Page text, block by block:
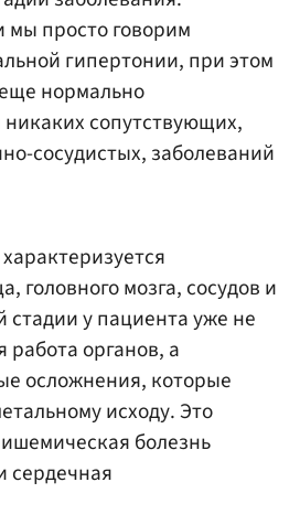
мы просто говорим
гипертонии, при этом
нормально
сопутствующих,
сосудистых, заболеваний
головного мозга, сосудов и
стадии у пациента уже не
работа органов, а
осложнения, которые
исходу. Это
болезнь
сердечная